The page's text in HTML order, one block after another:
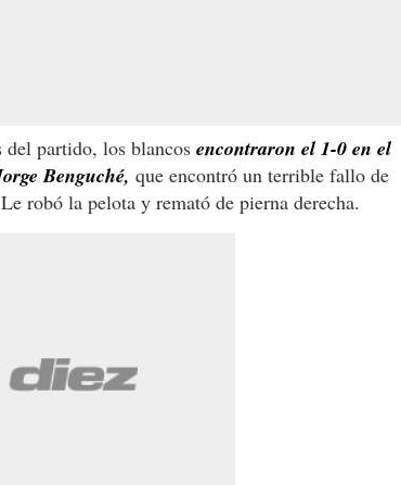
del partido, los blancos encontraron el 1-0 en el
Benguché, que encontró un terrible fallo de
robó la pelota y remató de pierna derecha.